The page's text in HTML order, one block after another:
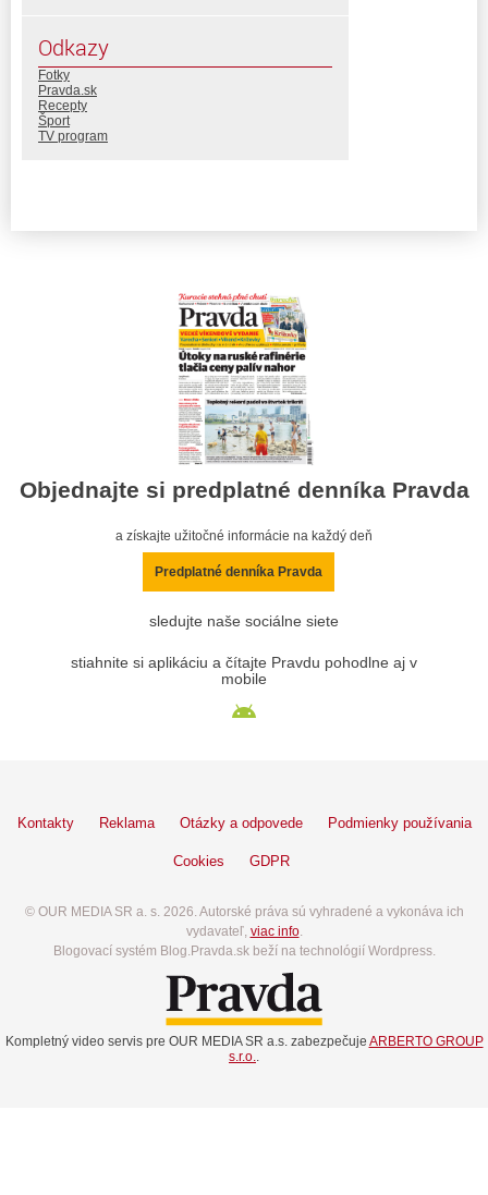
Odkazy
Fotky
Pravda.sk
Recepty
Šport
TV program
Objednajte si predplatné denníka Pravda
a získajte užitočné informácie na každý deň
Predplatné denníka Pravda
sledujte naše sociálne siete
stiahnite si aplikáciu a čítajte Pravdu pohodlne aj v
mobile
Kontakty Reklama Otázky a odpovede Podmienky používania
Cookies GDPR
© OUR MEDIA SR a. s. 2026. Autorské práva sú vyhradené a vykonáva ich
vydavateľ, viac info.
Blogovací systém Blog.Pravda.sk beží na technológií Wordpress.
Kompletný video servis pre OUR MEDIA SR a.s. zabezpečuje ARBERTO GROUP
s.r.o..